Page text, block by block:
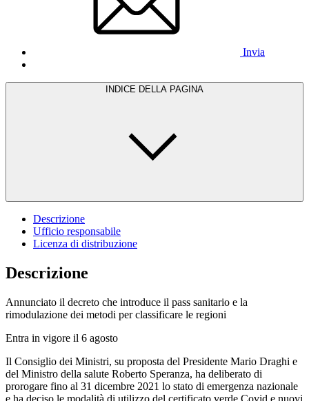
Invia
INDICE DELLA PAGINA
Descrizione
Ufficio responsabile
Licenza di distribuzione
Descrizione
Annunciato il decreto che introduce il pass sanitario e la
rimodulazione dei metodi per classificare le regioni
Entra in vigore il 6 agosto
Il Consiglio dei Ministri, su proposta del Presidente Mario Draghi e
del Ministro della salute Roberto Speranza, ha deliberato di
prorogare fino al 31 dicembre 2021 lo stato di emergenza nazionale
e ha deciso le modalità di utilizzo del certificato verde Covid e nuovi